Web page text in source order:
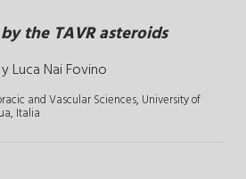
the TAVR asteroids
yLuca Nai Fovino
and Vascular Sciences, University of
Italia